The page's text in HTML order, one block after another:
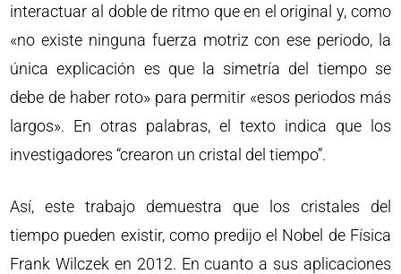
interactuar al doble de ritmo que en el original y, como
«no existe ninguna fuerza motriz con ese periodo, la
única explicación es que la simetría del tiempo se
debe de haber roto» para permitir «esos periodos más
largos». En otras palabras, el texto indica que los
investigadores “crearon un cristal del tiempo”.
Así, este trabajo demuestra que los cristales del
tiempo pueden existir, como predijo el Nobel de Física
Frank Wilczek en 2012. En cuanto a sus aplicaciones